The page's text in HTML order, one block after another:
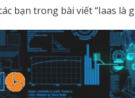
bạn trong bài viết “Iaas là